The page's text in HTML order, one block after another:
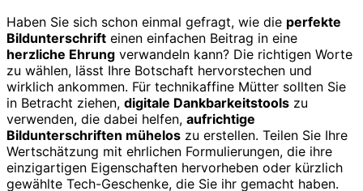
Haben Sie sich schon einmal gefragt, wie die perfekte
Bildunterschrift einen einfachen Beitrag in eine
herzliche Ehrung verwandeln kann? Die richtigen Worte
zu wählen, lässt Ihre Botschaft hervorstechen und
wirklich ankommen. Für technikaffine Mütter sollten Sie
in Betracht ziehen, digitale Dankbarkeitstools zu
verwenden, die dabei helfen, aufrichtige
Bildunterschriften mühelos zu erstellen. Teilen Sie Ihre
Wertschätzung mit ehrlichen Formulierungen, die ihre
einzigartigen Eigenschaften hervorheben oder kürzlich
gewählte Tech-Geschenke, die Sie ihr gemacht haben.